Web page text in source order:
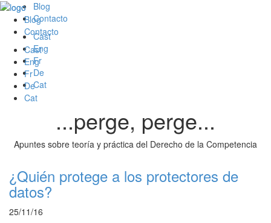
Blog
Contacto
Cast
Eng
Fr
De
Cat
Blog
Contacto
Cast
Eng
Fr
De
Cat
...perge, perge...
Apuntes sobre teoría y práctica del Derecho de la Competencia
¿Quién protege a los protectores de
datos?
25/11/16